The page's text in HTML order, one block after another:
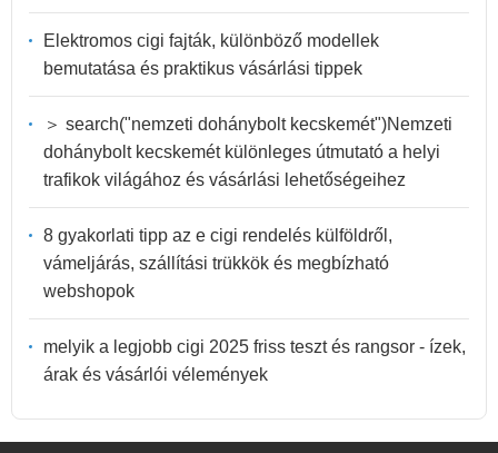
Elektromos cigi fajták, különböző modellek
bemutatása és praktikus vásárlási tippek
＞ search("nemzeti dohánybolt kecskemét")Nemzeti
dohánybolt kecskemét különleges útmutató a helyi
trafikok világához és vásárlási lehetőségeihez
8 gyakorlati tipp az e cigi rendelés külföldről,
vámeljárás, szállítási trükkök és megbízható
webshopok
melyik a legjobb cigi 2025 friss teszt és rangsor - ízek,
árak és vásárlói vélemények